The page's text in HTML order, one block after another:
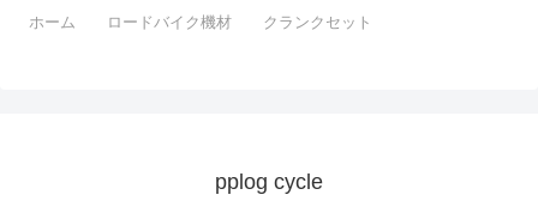
ホーム ロードバイク機材 クランクセット
pplog cycle